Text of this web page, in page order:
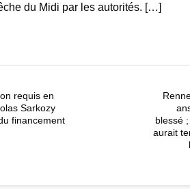
du Midi par les autorités. […]
requis en
Sarkozy
financement
blessé
aurait